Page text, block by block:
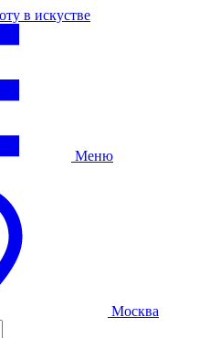
в искустве
Меню
Москва